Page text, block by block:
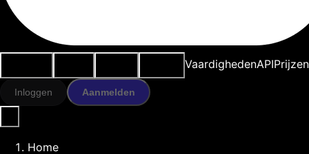
VaardighedenAPIPrijzen
Inloggen Aanmelden
Home